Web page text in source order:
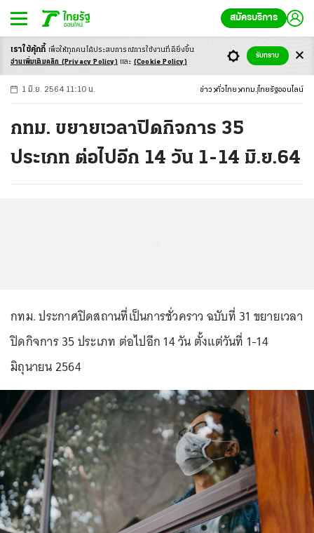
สมัครบริการ
-ก ก ก+
1 มิ.ย. 2564 11:10 น. ข่าว ทั่วไทย กทม. ไทยรัฐออนไลน์
กทม. ขยายเวลาปิดกิจการ 35
ประเภท ต่อไปอีก 14 วัน 1-14 มิ.ย.64
กทม. ประกาศปิดสถานที่เป็นการชั่วคราว ฉบับที่ 31 ขยายเวลา
ปิดกิจการ 35 ประเภท ต่อไปอีก 14 วัน ตั้งแต่วันที่ 1-14
มิถุนายน 2564
เราใช้คุ้กกี้ เพื่อให้ทุกคนได้ประสบการณ์การใช้งานที่ดียิ่งขึ้น
อ่านเพิ่มเติมคลิก (Privacy Policy) และ (Cookie Policy)
รับทราบ